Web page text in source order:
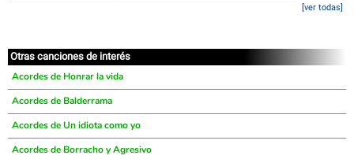
[ver todas]
Otras canciones de interés
Acordes de Honrar la vida
Acordes de Balderrama
Acordes de Un idiota como yo
Acordes de Borracho y Agresivo